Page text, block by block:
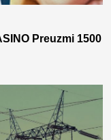
Preuzmi 1500